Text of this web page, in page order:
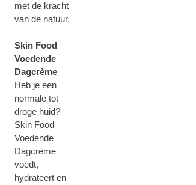
met de kracht
van de natuur.
Skin Food
Voedende
Dagcrème
Heb je een
normale tot
droge huid?
Skin Food
Voedende
Dagcrème
voedt,
hydrateert en